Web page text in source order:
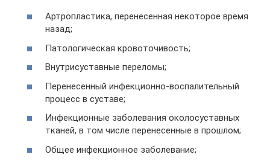
Артропластика, перенесенная некоторое время
назад;
Патологическая кровоточивость;
Внутрисуставные переломы;
Перенесенный инфекционно-воспалительный
процесс в суставе;
Инфекционные заболевания околосуставных
тканей, в том числе перенесенные в прошлом;
Общее инфекционное заболевание;